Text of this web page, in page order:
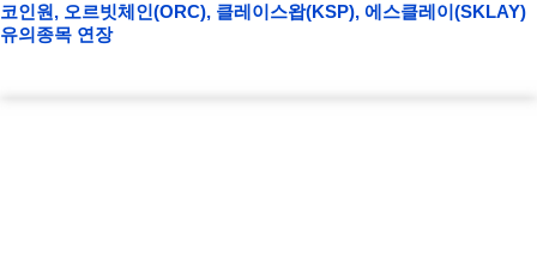
코인원, 오르빗체인(ORC), 클레이스왑(KSP), 에스클레이(SKLAY)
유의종목 연장